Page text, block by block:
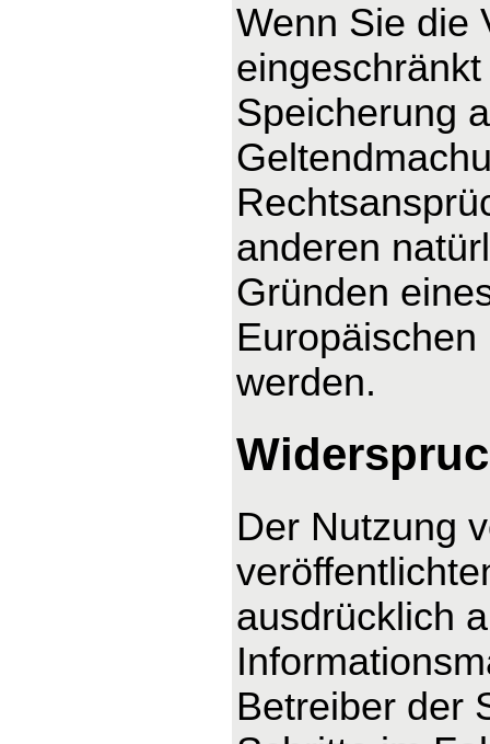
Wenn Sie die
Speicherung
anderen
Gründen
werden.
Der Nutzung
ausdrücklich
Betreiber der